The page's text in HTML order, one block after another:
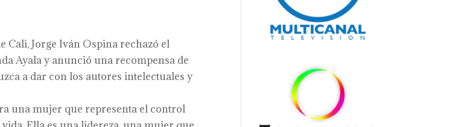
Cali, Jorge Iván Ospina rechazó el
Ayala y anunció una recompensa de
a dar con los autores intelectuales y
una mujer que representa el control